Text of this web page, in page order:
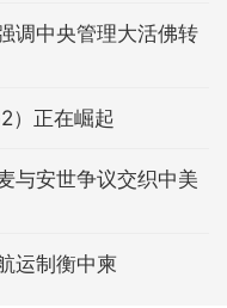
调中央管理大活佛转
）正在崛起
与安世争议交织中美
运制衡中柬